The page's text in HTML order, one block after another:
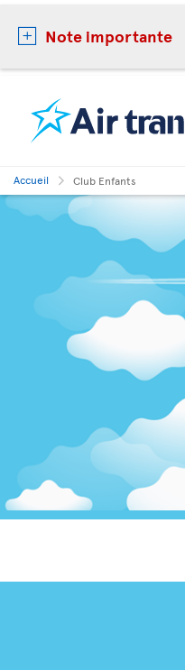
Note importante
Accueil Club Enfants